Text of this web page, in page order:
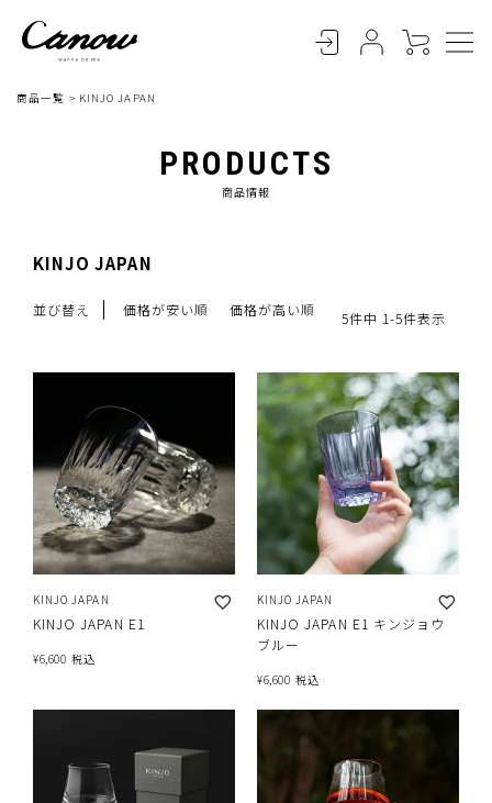
商品一覧 KINJO JAPAN
PRODUCTS
商品情報
KINJO JAPAN
並び替え 価格が安い順 価格が高い順 5件中 1-5件表示
KINJO JAPAN
KINJO JAPAN E1
¥6,600 税込
KINJO JAPAN
KINJO JAPAN E1 キンジョウ
ブルー
¥6,600 税込